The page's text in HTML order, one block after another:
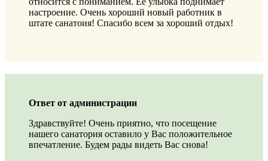
настроение. Очень хороший новый работник в
штате санатоия! Спасибо всем за хороший отдых!
Ответ от администрации
Здравствуйте! Очень приятно, что посещение
нашего санатория оставило у Вас положительное
впечатление. Будем рады видеть Вас снова!